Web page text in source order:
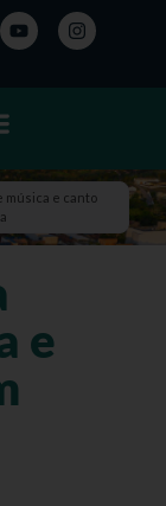
música e canto
e